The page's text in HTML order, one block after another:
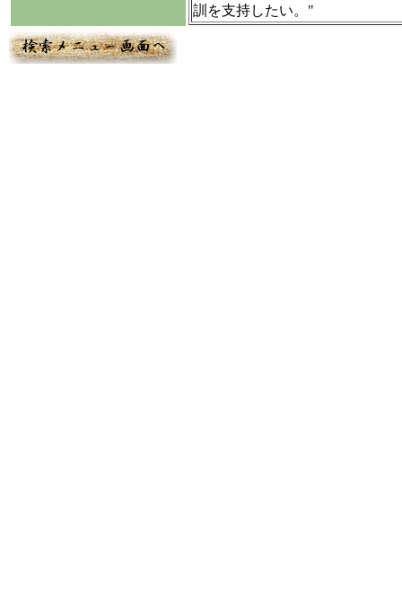
訓を支持したい。"